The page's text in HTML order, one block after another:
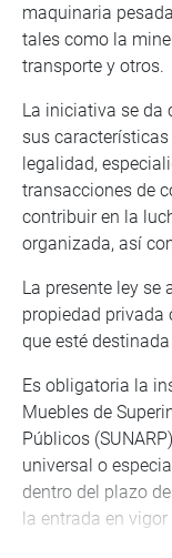
maquinaria
tales como la
transporte y otros.
La iniciativa se da
sus
legalidad,
transacciones de
contribuir en la
organizada, así
La presente ley
propiedad privada
que esté
Es obligatoria la
Muebles de
Públicos
universal o
dentro del plazo
la entrada en vigor